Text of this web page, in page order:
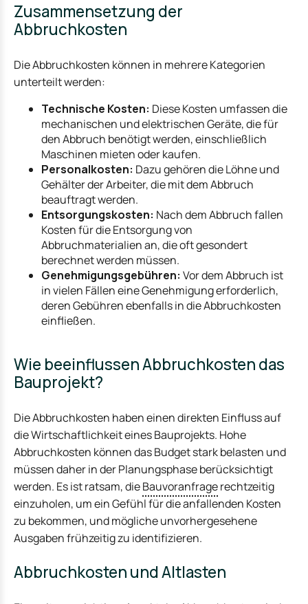
Zusammensetzung der
Abbruchkosten
Die Abbruchkosten können in mehrere Kategorien
unterteilt werden:
Technische Kosten: Diese Kosten umfassen die
mechanischen und elektrischen Geräte, die für
den Abbruch benötigt werden, einschließlich
Maschinen mieten oder kaufen.
Personalkosten: Dazu gehören die Löhne und
Gehälter der Arbeiter, die mit dem Abbruch
beauftragt werden.
Entsorgungskosten: Nach dem Abbruch fallen
Kosten für die Entsorgung von
Abbruchmaterialien an, die oft gesondert
berechnet werden müssen.
Genehmigungsgebühren: Vor dem Abbruch ist
in vielen Fällen eine Genehmigung erforderlich,
deren Gebühren ebenfalls in die Abbruchkosten
einfließen.
Wie beeinflussen Abbruchkosten das
Bauprojekt?
Die Abbruchkosten haben einen direkten Einfluss auf
die Wirtschaftlichkeit eines Bauprojekts. Hohe
Abbruchkosten können das Budget stark belasten und
müssen daher in der Planungsphase berücksichtigt
werden. Es ist ratsam, dieBauvoranfragerechtzeitig
einzuholen, um ein Gefühl für die anfallenden Kosten
zu bekommen, und mögliche unvorhergesehene
Ausgaben frühzeitig zu identifizieren.
Abbruchkosten und Altlasten